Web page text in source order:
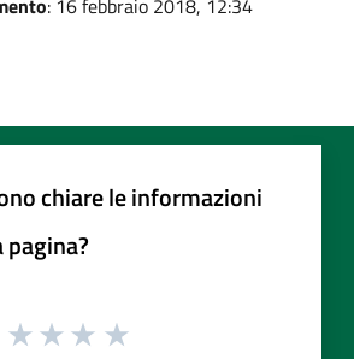
chiare le informazioni
pagina?